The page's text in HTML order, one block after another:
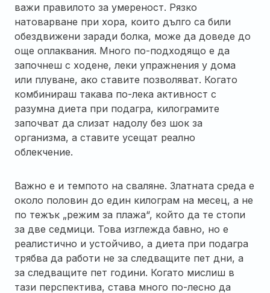
важи правилото за умереност. Рязко
натоварване при хора, които дълго са били
обездвижени заради болка, може да доведе до
още оплаквания. Много по-подходящо е да
започнеш с ходене, леки упражнения у дома
или плуване, ако ставите позволяват. Когато
комбинираш такава по-лека активност с
разумна диета при подагра, килограмите
започват да слизат надолу без шок за
организма, а ставите усещат реално
облекчение.
Важно е и темпото на сваляне. Златната среда е
около половин до един килограм на месец, а не
по тежък „режим за плажа“, който да те стопи
за две седмици. Това изглежда бавно, но е
реалистично и устойчиво, а диета при подагра
трябва да работи не за следващите пет дни, а
за следващите пет години. Когато мислиш в
тази перспектива, става много по-лесно да